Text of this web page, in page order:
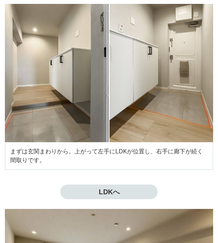
まずは玄関まわりから。上がって左手にLDKが位置し、右手に廊下が続く
間取りです。
LDKへ